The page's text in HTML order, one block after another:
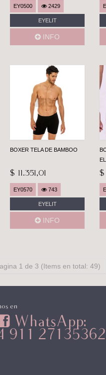
EY0500 2429
EYELIT
INFO
BOXER TELA DE BAMBOO
$ 11.351,01
EY0570 743
EYELIT
INFO
$
1 de 3 (Items en total: 49)
en
WhatsApp:
911 27135362